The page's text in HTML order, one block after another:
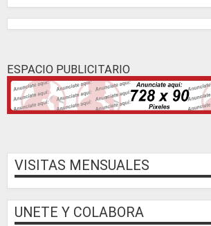
ESPACIO PUBLICITARIO
VISITAS MENSUALES
UNETE Y COLABORA